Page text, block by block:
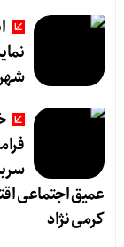
عمیق اجتماعی
کرمی نژاد